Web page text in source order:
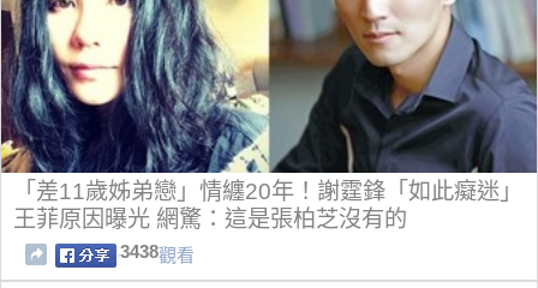
「差11歲姊弟戀」情纏20年！謝霆鋒「如此癡迷」
王菲原因曝光 網驚：這是張柏芝沒有的
3438觀看